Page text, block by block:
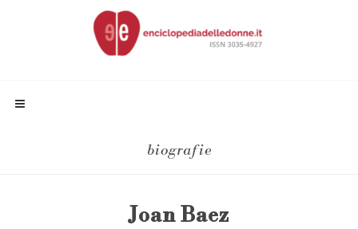
biografie
Joan Baez